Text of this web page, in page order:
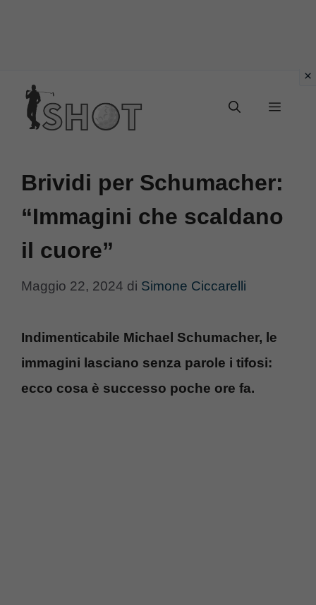
contenuto
Menu
Brividi per Schumacher:
“Immagini che scaldano
il cuore”
Maggio 22, 2024 di Simone Ciccarelli
Indimenticabile Michael Schumacher, le
immagini lasciano senza parole i tifosi:
ecco cosa è successo poche ore fa.